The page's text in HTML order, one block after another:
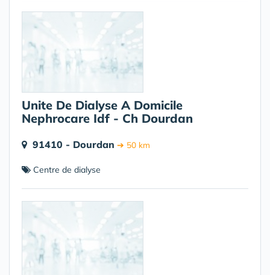
Unite De Dialyse A Domicile
Nephrocare Idf - Ch Dourdan
91410 - Dourdan ➔ 50 km
Centre de dialyse